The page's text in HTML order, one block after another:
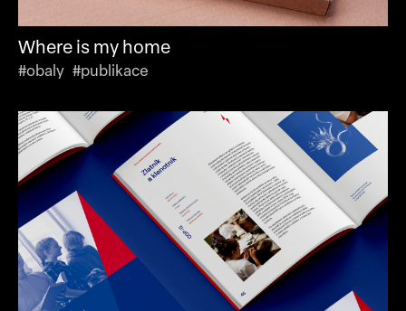
Where is my home
#obaly #publikace